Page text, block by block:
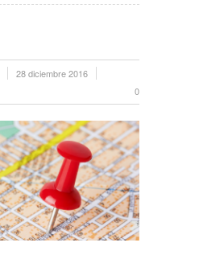
28 diciembre 2016
0